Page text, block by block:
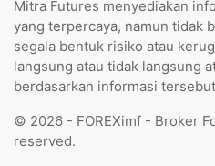
Mitra Futures menyediakan
yang terpercaya, namun tidak
segala bentuk risiko atau
langsung atau tidak langsung
berdasarkan informasi tersebut
© 2026 - FOREXimf - Broker
reserved.